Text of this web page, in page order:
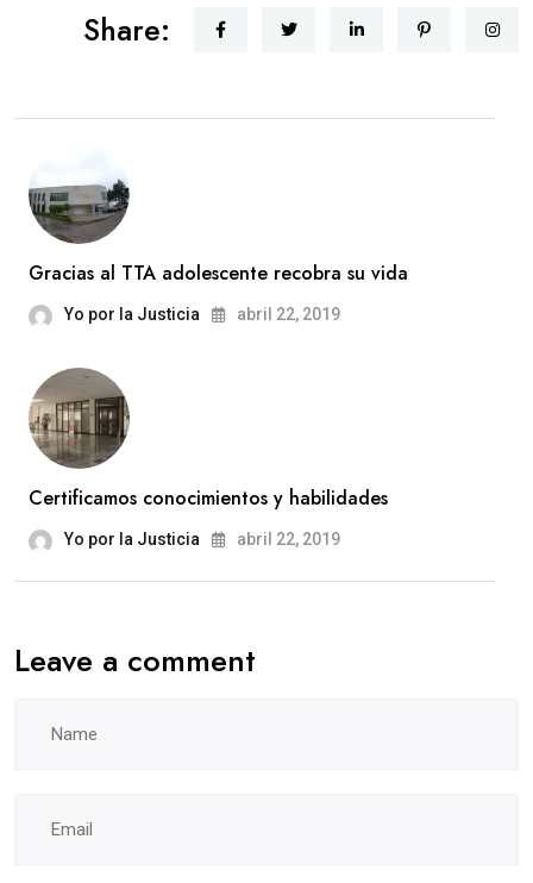
Share:
Gracias al TTA adolescente recobra su vida
Yo por la Justicia abril 22, 2019
Certificamos conocimientos y habilidades
Yo por la Justicia abril 22, 2019
Leave a comment